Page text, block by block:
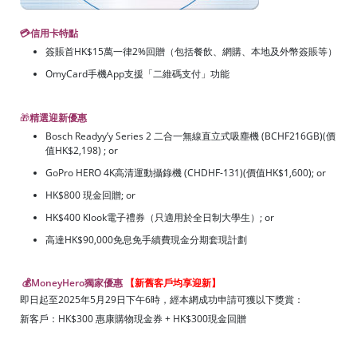
💳信用卡特點
簽賬首HK$15萬一律2%回贈（包括餐飲、網購、本地及外幣簽賬等）
OmyCard手機App支援「二維碼支付」功能
🎁精選迎新優惠
Bosch Readyy’y Series 2 二合一無線直立式吸塵機 (BCHF216GB)(價
值HK$2,198) ; or
GoPro HERO 4K高清運動攝錄機 (CHDHF-131)(價值HK$1,600); or
HK$800 現金回贈; or
HK$400 Klook電子禮券（只適用於全日制大學生）; or
高達HK$90,000免息免手續費現金分期套現計劃
💰MoneyHero獨家優惠 【新舊客戶均享迎新】
即日起至2025年5月29日下午6時，經本網成功申請可獲以下獎賞：
新客戶：HK$300 惠康購物現金券 + HK$300現金回贈